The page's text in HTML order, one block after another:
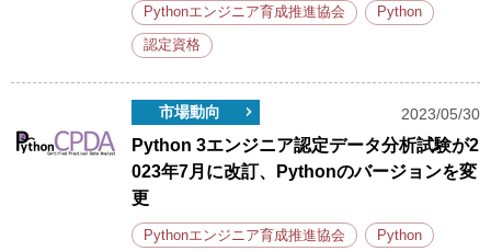
Pythonエンジニア育成推進協会 Python
認定資格
市場動向 2023/05/30
Python 3エンジニア認定データ分析試験が2
023年7月に改訂、Pythonのバージョンを変
更
Pythonエンジニア育成推進協会 Python